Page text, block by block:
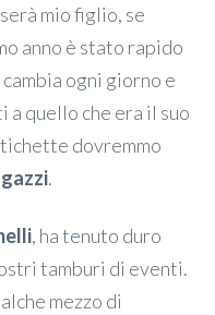
mio figlio, se
anno è stato rapido
ogni giorno e
a quello che era il suo
dovremmo
.
, ha tenuto duro
tamburi di eventi.
mezzo di